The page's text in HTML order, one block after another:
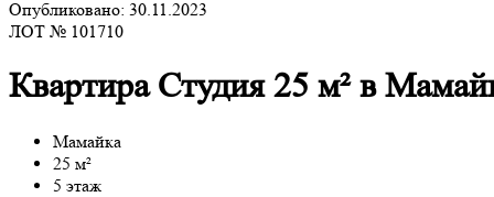
Опубликовано: 30.11.2023
ЛОТ № 101710
Квартира Студия 25 м² в
Мамайка
25 м²
5 этаж